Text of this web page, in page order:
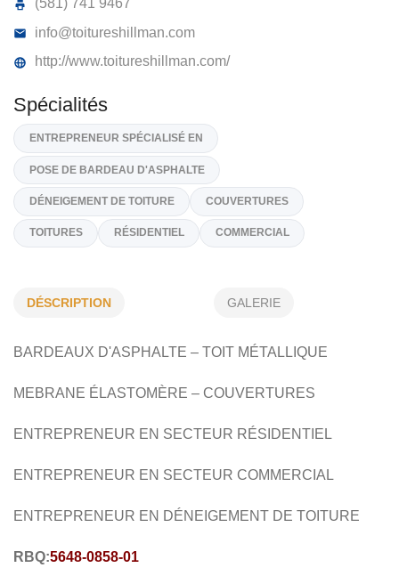
TOITURES HILLMAN INC
(418) 576 1993
(581) 741 9467
info@toitureshillman.com
http://www.toitureshillman.com/
Spécialités
DÉNEIGEMENT DE TOITURE COUVERTURES
TOITURES RÉSIDENTIEL COMMERCIAL
DÉSCRIPTION GALERIE
BARDEAUX D'ASPHALTE – TOIT MÉTALLIQUE
MEBRANE ÉLASTOMÈRE – COUVERTURES
ENTREPRENEUR EN SECTEUR RÉSIDENTIEL
ENTREPRENEUR EN SECTEUR COMMERCIAL
ENTREPRENEUR EN DÉNEIGEMENT DE TOITURE
RBQ:5648-0858-01